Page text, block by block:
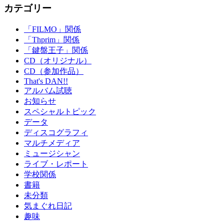
カテゴリー
「FILMO」関係
「Thprim」関係
「鍵盤王子」関係
CD（オリジナル）
CD（参加作品）
That's DAN!!
アルバム試聴
お知らせ
スペシャルトピック
データ
ディスコグラフィ
マルチメディア
ミュージシャン
ライブ・レポート
学校関係
書籍
未分類
気まぐれ日記
趣味